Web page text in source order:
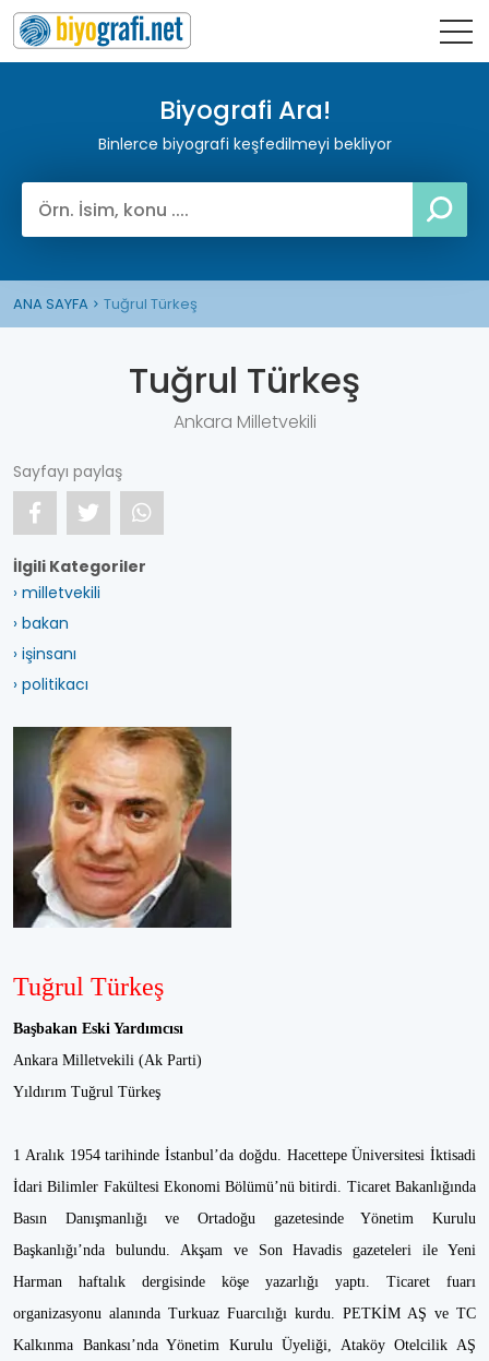
Biyografi Ara!
Binlerce biyografi keşfedilmeyi bekliyor
ANA SAYFA Tuğrul Türkeş
Tuğrul Türkeş
Ankara Milletvekili
Sayfayı paylaş
İlgili Kategoriler
› milletvekili
› bakan
› işinsanı
› politikacı
Tuğrul Türkeş
Başbakan Eski Yardımcısı
Ankara Milletvekili (Ak Parti)
Yıldırım Tuğrul Türkeş
1 Aralık 1954 tarihinde İstanbul’da doğdu. Hacettepe Üniversitesi İktisadi
İdari Bilimler Fakültesi Ekonomi Bölümü’nü bitirdi. Ticaret Bakanlığında
Basın Danışmanlığı ve Ortadoğu gazetesinde Yönetim Kurulu
Başkanlığı’nda bulundu. Akşam ve Son Havadis gazeteleri ile Yeni
Harman haftalık dergisinde köşe yazarlığı yaptı. Ticaret fuarı
organizasyonu alanında Turkuaz Fuarcılığı kurdu. PETKİM AŞ ve TC
Kalkınma Bankası’nda Yönetim Kurulu Üyeliği, Ataköy Otelcilik AŞ